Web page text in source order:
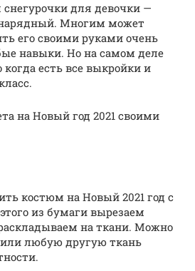
для девочки —
Многим может
его своими руками очень
навыки. Но на самом деле
когда есть все выкройки и
на Новый год 2021 своими
костюм на Новый 2021 год с
из бумаги вырезаем
на ткани. Можно
любую другую ткань